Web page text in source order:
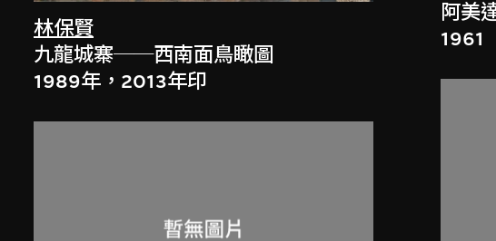
林保賢
九龍城寨──西南面鳥瞰圖
1989年，2013年印
阿美
1961